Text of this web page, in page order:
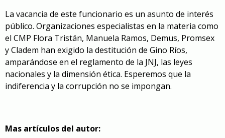
La vacancia de este funcionario es un asunto de interés
público. Organizaciones especialistas en la materia como
el CMP Flora Tristán, Manuela Ramos, Demus, Promsex
y Cladem han exigido la destitución de Gino Ríos,
amparándose en el reglamento de la JNJ, las leyes
nacionales y la dimensión ética. Esperemos que la
indiferencia y la corrupción no se impongan.
Mas artículos del autor: